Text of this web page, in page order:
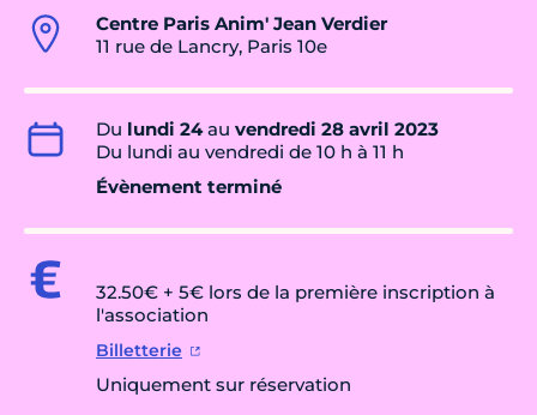
Centre Paris Anim' Jean Verdier
11 rue de Lancry, Paris 10e
Du lundi 24au vendredi 28 avril 2023
Du lundi au vendredi de 10 h à 11 h
Évènement terminé
32.50€ + 5€ lors de la première inscription à
l'association
Billetterie
Uniquement sur réservation